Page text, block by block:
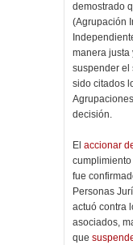
demostrado
(Agrupación
manera justa
suspender el
sido citados
decisión.
El accionar
fue
Personas
actuó contra
asociados,
que